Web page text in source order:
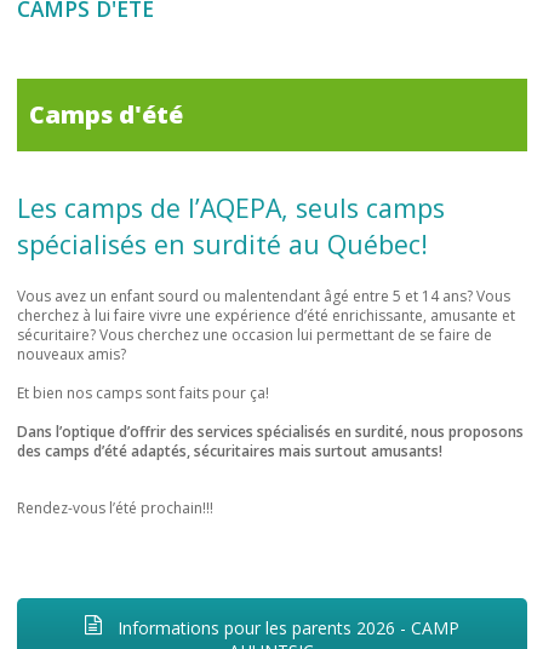
CAMPS D'ÉTÉ
Camps d'été
Les camps de l’AQEPA, seuls camps
spécialisés en surdité au Québec!
Vous avez un enfant sourd ou malentendant âgé entre 5 et 14 ans? Vous
cherchez à lui faire vivre une expérience d’été enrichissante, amusante et
sécuritaire? Vous cherchez une occasion lui permettant de se faire de
nouveaux amis?
Et bien nos camps sont faits pour ça!
Dans l’optique d’offrir des services spécialisés en surdité, nous proposons
des camps d’été adaptés, sécuritaires mais surtout amusants!
Rendez-vous l’été prochain!!!
Informations pour les parents 2026 - CAMP